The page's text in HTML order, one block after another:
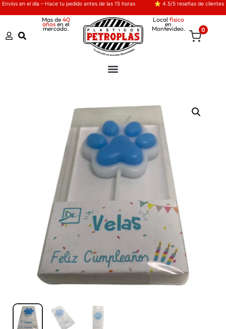
Envíos en el día – Hace tu pedido antes de las 15 horas ⭐ 4.5/5 reseñas de clientes
Mas de 40
añosen el
mercado.
Local físico
en
Montevideo. 0